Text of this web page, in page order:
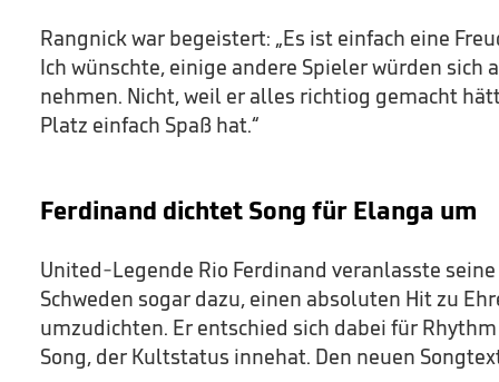
Rangnick war begeistert: „Es ist einfach eine
Ich wünschte, einige andere Spieler würden sich
nehmen. Nicht, weil er alles richtiog gemacht
Platz einfach Spaß hat.“
Ferdinand dichtet Song für Elanga um
United-Legende Rio Ferdinand veranlasste
Schweden sogar dazu, einen absoluten Hit zu
umzudichten. Er entschied sich dabei für Rhythm
Song, der Kultstatus innehat. Den neuen